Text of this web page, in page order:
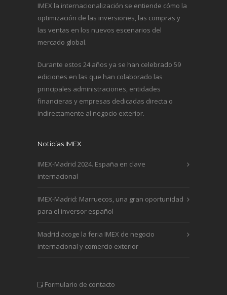
IMEX la internacionalización se entiende cómo la
optimización de las inversiones, las compras y
las ventas en los nuevos escenarios del
mercado global.
Durante estos 24 años ya se han celebrado 59
ediciones en las que han colaborado las
principales administraciones, entidades
financieras y empresas dedicadas directa o
indirectamente al negocio exterior.
Noticias IMEX
IMEX-Madrid 2024. España en clave
internacional
IMEX-Madrid: Marruecos, una gran oportunidad
para el inversor español
Madrid acoge la feria IMEX de negocio
internacional y comercio exterior
Formulario de contacto